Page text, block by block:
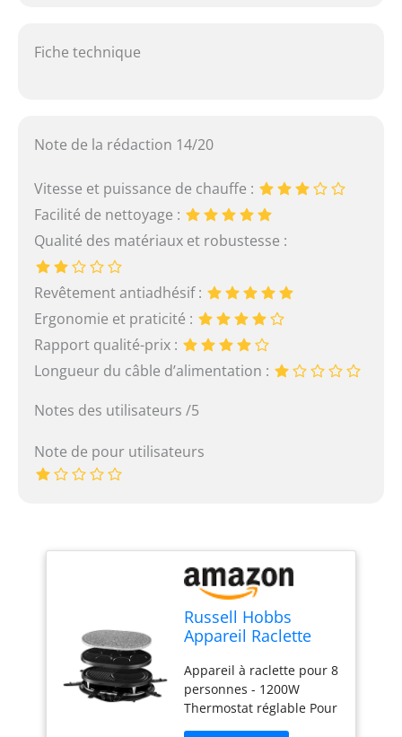
Fiche technique
Note de la rédaction 14/20
Vitesse et puissance de chauffe :
Facilité de nettoyage :
Qualité des matériaux et robustesse :
Revêtement antiadhésif :
Ergonomie et praticité :
Rapport qualité-prix :
Longueur du câble d’alimentation :
Notes des utilisateurs /5
Note de pour utilisateurs
Russell Hobbs
Appareil Raclette
Personnes 1400W,
Pierre de Cuisson,
Grill Réversible,
Pièces Compatibles
Appareil à raclette pour 8
personnes - 1200W
Thermostat réglable Pour
8 personnes 3 plaques